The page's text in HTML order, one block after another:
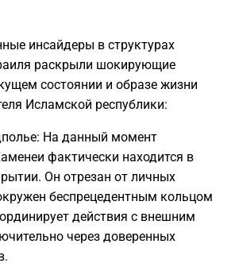
инсайдеры в структурах
раскрыли шокирующие
состоянии и образе жизни
Исламской республики:
На данный момент
фактически находится в
Он отрезан от личных
беспрецедентным кольцом
действия с внешним
через доверенных